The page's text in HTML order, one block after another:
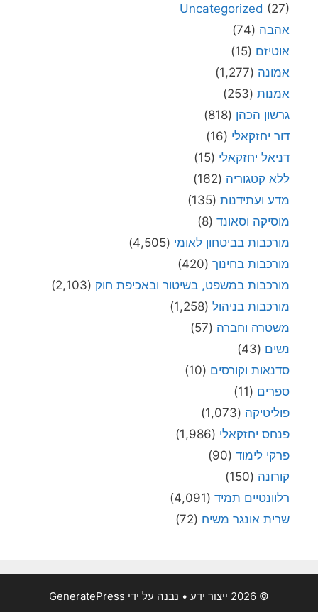
Uncategorized (27)
אהבה (74)
אוטיזם (15)
אמונה (1,277)
אמנות (253)
גרשון הכהן (818)
דור יחזקאלי (16)
דניאל יחזקאלי (15)
ללא קטגוריה (162)
מדע ועתידנות (135)
מוסיקה וסאונד (8)
מורכבות בביטחון לאומי (4,505)
מורכבות בחינוך (420)
מורכבות במשפט, בשיטור ובאכיפת חוק (2,103)
מורכבות בניהול (1,258)
משטרה וחברה (57)
נשים (43)
סדנאות וקורסים (10)
ספרים (11)
פוליטיקה (1,073)
פנחס יחזקאלי (1,986)
פרקי לימוד (90)
קורונה (150)
רלוונטיים תמיד (4,091)
שרית אונגר משיח (72)
© 2026 ייצור ידע • נבנה על ידי GeneratePress